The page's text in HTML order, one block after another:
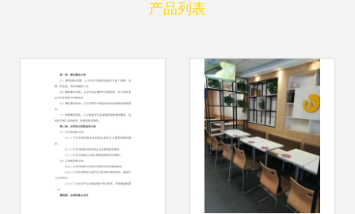
产品列表